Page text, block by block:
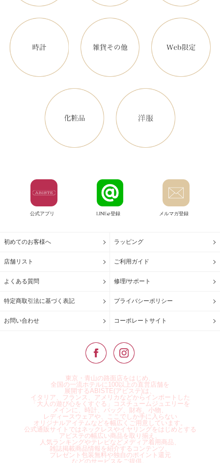
公式アプリ LINE@登録 メルマガ登録
初めてのお客様へ ラッピング
店舗リスト ご利用ガイド
よくある質問 修理/サポート
特定商取引法に基づく表記 プライバシーポリシー
お問い合わせ コーポレートサイト
東京・青山の路面店をはじめ、
全国の一流ホテルに100以上の直営店舗を
展開するABISTE(アビステ)は、
イタリア、フランス、アメリカなどからインポートした
「大人の遊び心をくすぐる」コスチュームジュエリーを
メインに、時計、バッグ、財布、小物、
レディースウェアや、ここでしか手に入らない
オリジナルアイテムなどを幅広くご用意しています。
公式通販サイトではネックレスやイヤリングをはじめとする
アビステの幅広い商品を取り揃え、
人気ランキングやテレビなどメディア着用商品、
雑誌掲載商品情報を紹介するコンテンツ、
プレゼント包装無料や独自のポイント還元
などのサービスをご提供。